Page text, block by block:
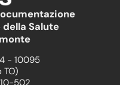
della Salute
- 10095
TO)
502